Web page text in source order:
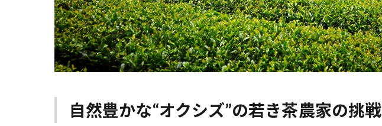
自然豊かな“オクシズ”の若き茶農家の挑戦